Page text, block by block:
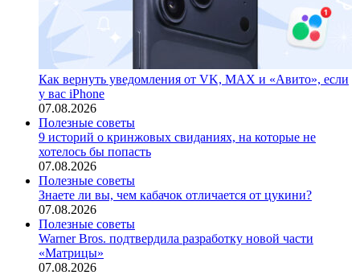
Как вернуть уведомления от VK, MAX и «Авито», если
у вас iPhone
07.08.2026
Полезные советы
9 историй о кринжовых свиданиях, на которые не
хотелось бы попасть
07.08.2026
Полезные советы
Знаете ли вы, чем кабачок отличается от цукини?
07.08.2026
Полезные советы
Warner Bros. подтвердила разработку новой части
«Матрицы»
07.08.2026